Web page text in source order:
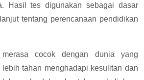
Hasil tes digunakan sebagai dasar
tentang perencanaan pendidikan
merasa cocok dengan dunia yang
tahan menghadapi kesulitan dan